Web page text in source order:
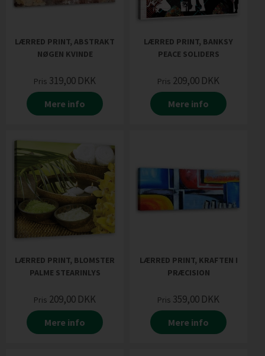
LÆRRED PRINT, ABSTRAKT
NØGEN KVINDE
Pris 319,00 DKK
Mere info
LÆRRED PRINT, BANKSY
PEACE SOLIDERS
Pris 209,00 DKK
Mere info
LÆRRED PRINT, BLOMSTER
PALME STEARINLYS
Pris 209,00 DKK
Mere info
LÆRRED PRINT, KRAFTEN I
PRÆCISION
Pris 359,00 DKK
Mere info